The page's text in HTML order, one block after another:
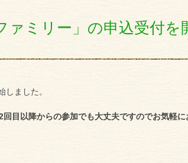
ァミリー」の申込受付を
ました。
回目以降からの参加でも大丈夫ですのでお気軽に